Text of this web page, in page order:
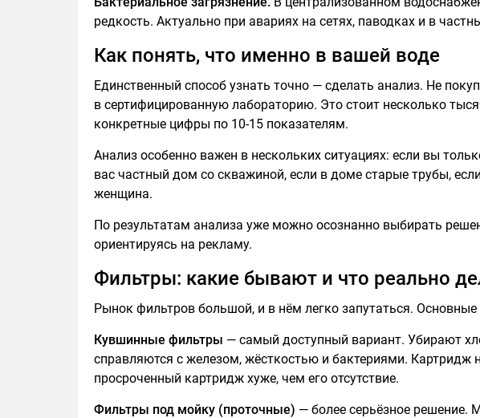
редкость. Актуально при авариях на сетях, паводках и в
Как понять, что именно в вашей воде
Единственный способ узнать точно — сделать анализ. Не
в сертифицированную лабораторию. Это стоит несколько
конкретные цифры по 10-15 показателям.
Анализ особенно важен в нескольких ситуациях: если вы
вас частный дом со скважиной, если в доме старые трубы,
женщина.
По результатам анализа уже можно осознанно выбирать
ориентируясь на рекламу.
Фильтры: какие бывают и что реально
Рынок фильтров большой, и в нём легко запутаться. Основные
Кувшинные фильтры — самый доступный вариант. Убирают
справляются с железом, жёсткостью и бактериями. Картридж
просроченный картридж хуже, чем его отсутствие.
Фильтры под мойку (проточные) — более серьёзное решение.